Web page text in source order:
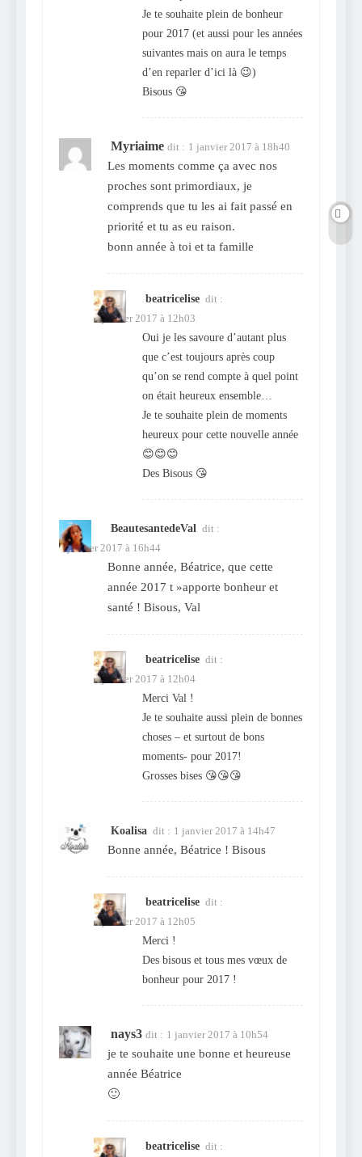
Je te souhaite plein de bonheur
pour 2017 (et aussi pour les années
suivantes mais on aura le temps
d’en reparler d’ici là 😉)
Bisous 😘
Myriaime dit : 1 janvier 2017 à 18h40
Les moments comme ça avec nos
proches sont primordiaux, je
comprends que tu les ai fait passé en
priorité et tu as eu raison.
bonn année à toi et ta famille
beatricelise dit :
2 janvier 2017 à 12h03
Oui je les savoure d’autant plus
que c’est toujours après coup
qu’on se rend compte à quel point
on était heureux ensemble…
Je te souhaite plein de moments
heureux pour cette nouvelle année
😊😊😊
Des Bisous 😘
BeautesantedeVal dit :
1 janvier 2017 à 16h44
Bonne année, Béatrice, que cette
année 2017 t »apporte bonheur et
santé ! Bisous, Val
beatricelise dit :
2 janvier 2017 à 12h04
Merci Val !
Je te souhaite aussi plein de bonnes
choses – et surtout de bons
moments- pour 2017!
Grosses bises 😘😘😘
Koalisa dit : 1 janvier 2017 à 14h47
Bonne année, Béatrice ! Bisous
beatricelise dit :
2 janvier 2017 à 12h05
Merci !
Des bisous et tous mes vœux de
bonheur pour 2017 !
nays3 dit : 1 janvier 2017 à 10h54
je te souhaite une bonne et heureuse
année Béatrice
🙂
beatricelise dit :